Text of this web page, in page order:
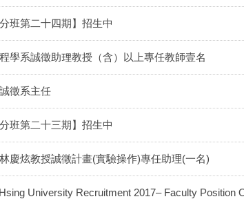
班第二十四期】招生中
學系誠徵助理教授（含）以上專任教師壹名
徵系主任
班第二十三期】招生中
慶炫教授誠徵計畫(實驗操作)專任助理(一名)
University Recruitment 2017– Faculty Position